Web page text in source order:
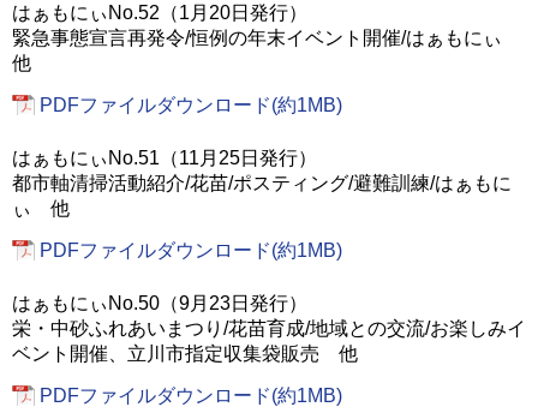
はぁもにぃNo.52（1月20日発行）
緊急事態宣言再発令/恒例の年末イベント開催/はぁもにぃ
他
PDFファイルダウンロード(約1MB)
はぁもにぃNo.51（11月25日発行）
都市軸清掃活動紹介/花苗/ポスティング/避難訓練/はぁもに
ぃ 他
PDFファイルダウンロード(約1MB)
はぁもにぃNo.50（9月23日発行）
栄・中砂ふれあいまつり/花苗育成/地域との交流/お楽しみイ
ベント開催、立川市指定収集袋販売 他
PDFファイルダウンロード(約1MB)